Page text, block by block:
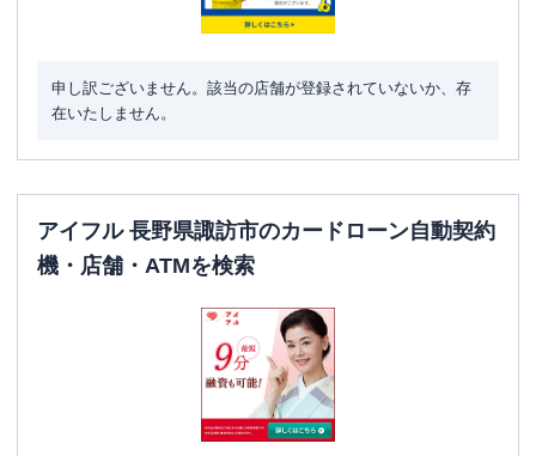
申し訳ございません。該当の店舗が登録されていないか、存
在いたしません。
アイフル 長野県諏訪市のカードローン自動契約
機・店舗・ATMを検索